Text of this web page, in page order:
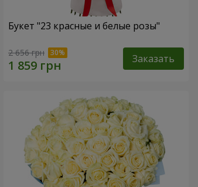
Букет "23 красные и белые розы"
2 656 грн Заказать